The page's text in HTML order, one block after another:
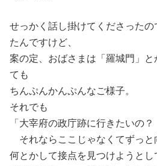
せっかく話し掛けてくださった
たんですけど、
案の定、おばさまは「羅城門」
ても
ちんぷんかんぷんなご様子。
それでも
「大宰府の政庁跡に行きたいの？
それならここじゃなくてずっと
何とかして接点を見つけようとし